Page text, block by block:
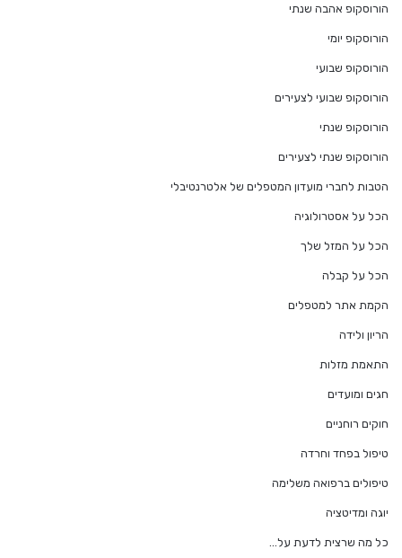
הורוסקופ אהבה שנתי
הורוסקופ יומי
הורוסקופ שבועי
הורוסקופ שבועי לצעירים
הורוסקופ שנתי
הורוסקופ שנתי לצעירים
הטבות לחברי מועדון המטפלים של אלטרנטיבלי
הכל על אסטרולוגיה
הכל על המזל שלך
הכל על קבלה
הקמת אתר למטפלים
הריון ולידה
התאמת מזלות
חגים ומועדים
חוקים רוחניים
טיפול בפחד וחרדה
טיפולים ברפואה משלימה
יוגה ומדיטציה
כל מה שרצית לדעת על…